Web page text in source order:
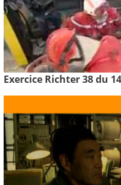
Exercice Richter 38 du